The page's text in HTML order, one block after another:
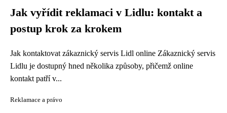
Jak vyřídit reklamaci v Lidlu: kontakt a
postup krok za krokem
Jak kontaktovat zákaznický servis Lidl online Zákaznický servis
Lidlu je dostupný hned několika způsoby, přičemž online
kontakt patří v...
Reklamace a právo